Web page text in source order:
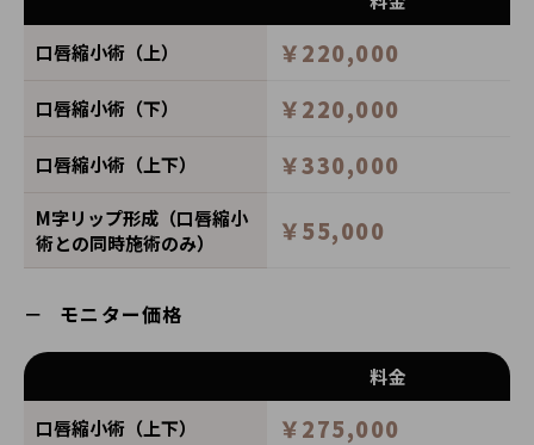
口唇縮小術（上） ￥220,000
口唇縮小術（下） ￥220,000
口唇縮小術（上下） ￥330,000
M字リップ形成（口唇縮小
術との同時施術のみ）
￥55,000
モニター価格
料金
口唇縮小術（上下） ￥275,000